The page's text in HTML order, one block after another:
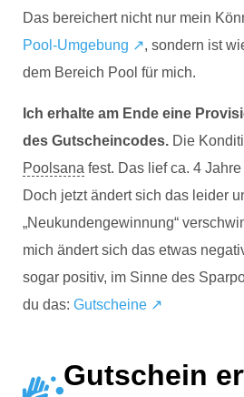
Das bereichert nicht nur mein
Pool-Umgebung ↗, sondern ist
dem Bereich Pool für mich.
Ich erhalte am Ende eine
des Gutscheincodes. Die
Poolsana fest. Das lief ca. 4
Doch jetzt ändert sich das leider
„Neukundengewinnung“
mich ändert sich das etwas
sogar positiv, im Sinne des
du das: Gutscheine ↗
Gutschein